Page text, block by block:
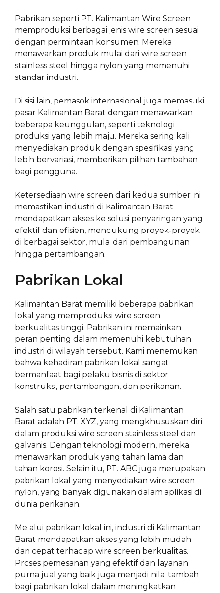
Pabrikan seperti PT. Kalimantan Wire Screen
memproduksi berbagai jenis wire screen sesuai
dengan permintaan konsumen. Mereka
menawarkan produk mulai dari wire screen
stainless steel hingga nylon yang memenuhi
standar industri.
Di sisi lain, pemasok internasional juga memasuki
pasar Kalimantan Barat dengan menawarkan
beberapa keunggulan, seperti teknologi
produksi yang lebih maju. Mereka sering kali
menyediakan produk dengan spesifikasi yang
lebih bervariasi, memberikan pilihan tambahan
bagi pengguna.
Ketersediaan wire screen dari kedua sumber ini
memastikan industri di Kalimantan Barat
mendapatkan akses ke solusi penyaringan yang
efektif dan efisien, mendukung proyek-proyek
di berbagai sektor, mulai dari pembangunan
hingga pertambangan.
Pabrikan Lokal
Kalimantan Barat memiliki beberapa pabrikan
lokal yang memproduksi wire screen
berkualitas tinggi. Pabrikan ini memainkan
peran penting dalam memenuhi kebutuhan
industri di wilayah tersebut. Kami menemukan
bahwa kehadiran pabrikan lokal sangat
bermanfaat bagi pelaku bisnis di sektor
konstruksi, pertambangan, dan perikanan.
Salah satu pabrikan terkenal di Kalimantan
Barat adalah PT. XYZ, yang mengkhususkan diri
dalam produksi wire screen stainless steel dan
galvanis. Dengan teknologi modern, mereka
menawarkan produk yang tahan lama dan
tahan korosi. Selain itu, PT. ABC juga merupakan
pabrikan lokal yang menyediakan wire screen
nylon, yang banyak digunakan dalam aplikasi di
dunia perikanan.
Melalui pabrikan lokal ini, industri di Kalimantan
Barat mendapatkan akses yang lebih mudah
dan cepat terhadap wire screen berkualitas.
Proses pemesanan yang efektif dan layanan
purna jual yang baik juga menjadi nilai tambah
bagi pabrikan lokal dalam meningkatkan